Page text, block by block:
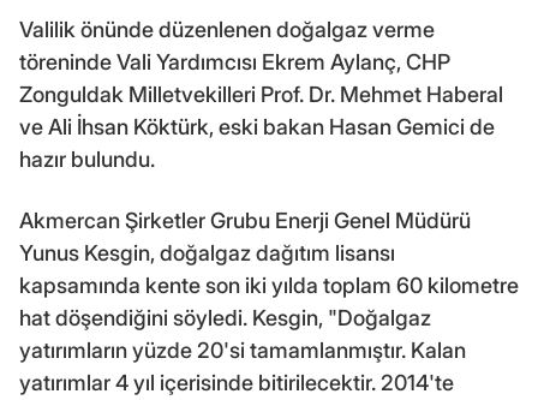
Valilik önünde düzenlenen doğalgaz verme
töreninde Vali Yardımcısı Ekrem Aylanç, CHP
Zonguldak Milletvekilleri Prof. Dr. Mehmet Haberal
ve Ali İhsan Köktürk, eski bakan Hasan Gemici de
hazır bulundu.
Akmercan Şirketler Grubu Enerji Genel Müdürü
Yunus Kesgin, doğalgaz dağıtım lisansı
kapsamında kente son iki yılda toplam 60 kilometre
hat döşendiğini söyledi. Kesgin, "Doğalgaz
yatırımların yüzde 20'si tamamlanmıştır. Kalan
yatırımlar 4 yıl içerisinde bitirilecektir. 2014'te